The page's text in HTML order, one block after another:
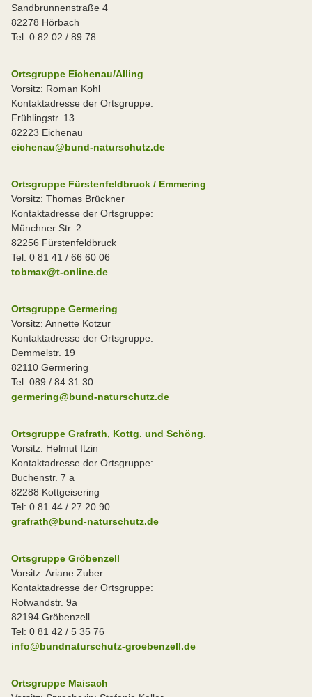
Sandbrunnenstraße 4
82278 Hörbach
Tel: 0 82 02 / 89 78
Ortsgruppe Eichenau/Alling
Vorsitz: Roman Kohl
Kontaktadresse der Ortsgruppe:
Frühlingstr. 13
82223 Eichenau
eichenau@bund-naturschutz.de
Ortsgruppe Fürstenfeldbruck / Emmering
Vorsitz: Thomas Brückner
Kontaktadresse der Ortsgruppe:
Münchner Str. 2
82256 Fürstenfeldbruck
Tel: 0 81 41 / 66 60 06
tobmax@t-online.de
Ortsgruppe Germering
Vorsitz: Annette Kotzur
Kontaktadresse der Ortsgruppe:
Demmelstr. 19
82110 Germering
Tel: 089 / 84 31 30
germering@bund-naturschutz.de
Ortsgruppe Grafrath, Kottg. und Schöng.
Vorsitz: Helmut Itzin
Kontaktadresse der Ortsgruppe:
Buchenstr. 7 a
82288 Kottgeisering
Tel: 0 81 44 / 27 20 90
grafrath@bund-naturschutz.de
Ortsgruppe Gröbenzell
Vorsitz: Ariane Zuber
Kontaktadresse der Ortsgruppe:
Rotwandstr. 9a
82194 Gröbenzell
Tel: 0 81 42 / 5 35 76
info@bundnaturschutz-groebenzell.de
Ortsgruppe Maisach